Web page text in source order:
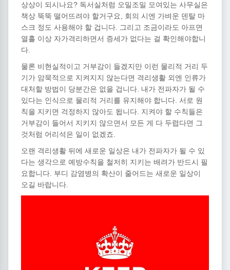
상상이 되시나요? 독서실처럼 오밀조밀 모여있는 사무실은
책상 뚝뚝 떨어뜨려야 할거구요, 회의 시엔 가벼운 덴탈 마
스크 정도 사용해야 할 겁니다. 그리고 조금이라도 아프면
열흘 이상 자가격리하면서 증세가 없다는 걸 확인해야합니
다.
물론 비현실적이고 거부감이 들겠지만 이런 물리적 거리 두
기가 암묵적으로 지켜지지 않는다면 격리생활 외엔 인류가
대처할 방법이 당분간은 없을 겁니다. 내가 전파자가 될 수
있다는 인식으로 물리적 거리를 유지해야 합니다. 서로 원
칙을 지키면 걱정하지 않아도 됩니다. 지켜야 할 수칙들은
거부감이 들어서 지키지 않으면서 모든 게 다 두렵다면 그
것처럼 어리석은 일이 없겠죠.
오랜 격리생활 뒤에 새로운 일상은 내가 전파자가 될 수 있
다는 생각으로 예방수칙을 철저히 지키는 배려가 반드시 필
요합니다. 부디 감염병의 확산이 줄어드는 새로운 일상이
오길 바랍니다.